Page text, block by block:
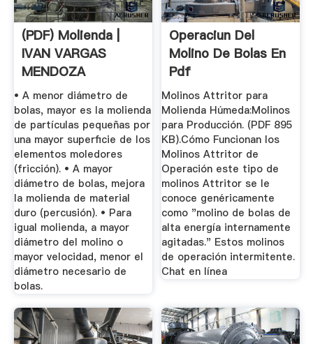
(PDF) Molienda |
IVAN VARGAS
MENDOZA
• A menor diámetro de
bolas, mayor es la molienda
de partículas pequeñas por
una mayor superficie de los
elementos moledores
(fricción). • A mayor
diámetro de bolas, mejora
la molienda de material
duro (percusión). • Para
igual molienda, a mayor
diámetro del molino o
mayor velocidad, menor el
diámetro necesario de
bolas.
Operaciun Del
Molino De Bolas En
Pdf
Molinos Attritor para
Molienda Húmeda:Molinos
para Producción. (PDF 895
KB).Cómo Funcionan los
Molinos Attritor de
Operación este tipo de
molinos Attritor se le
conoce genéricamente
como "molino de bolas de
alta energía internamente
agitadas." Estos molinos
de operación intermitente.
Chat en línea